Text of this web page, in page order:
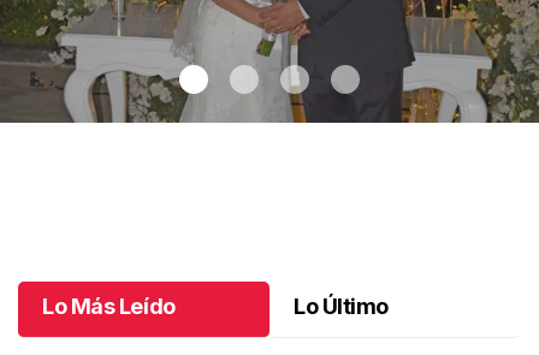
Lo Más Leído Lo Último